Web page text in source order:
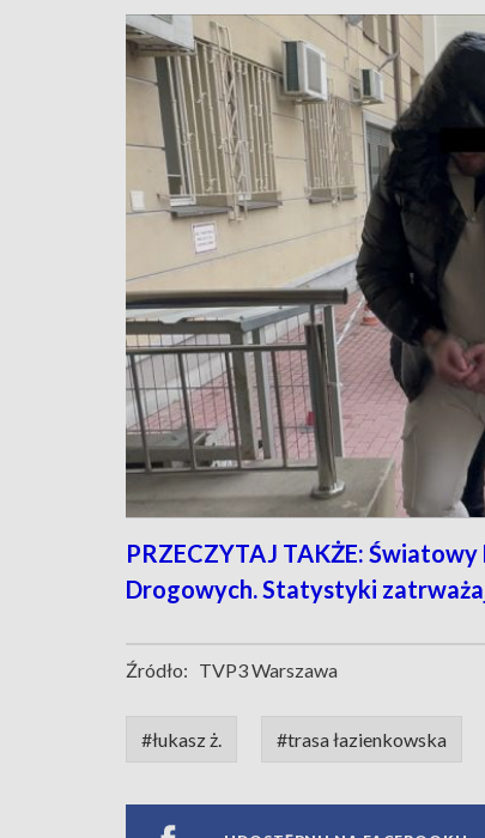
PRZECZYTAJ TAKŻE:
Drogowych. Statystyki
Źródło: TVP3 Warszawa
#łukasz ż. #trasa łazienkowska